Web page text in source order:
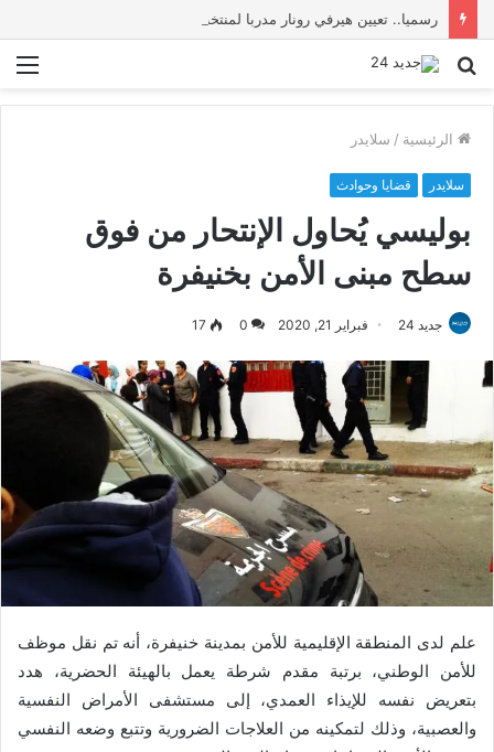
رسميا.. تعيين هيرفي رونار مدربا لمنتخب كوت ديفوار
بحث
الرئيسية / سلايدر
سلايدر قضايا وحوادث
بوليسي يُحاول الإنتحار من فوق
سطح مبنى الأمن بخنيفرة
جديد 24 فبراير 21, 2020 0
17
علم لدى المنطقة الإقليمية للأمن بمدينة خنيفرة، أنه تم نقل موظف
للأمن الوطني، برتبة مقدم شرطة يعمل بالهيئة الحضرية، هدد
بتعريض نفسه للإيذاء العمدي، إلى مستشفى الأمراض النفسية
والعصبية، وذلك لتمكينه من العلاجات الضرورية وتتبع وضعه النفسي